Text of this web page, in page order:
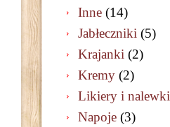
Inne (14)
Jabłeczniki (5)
Krajanki (2)
Kremy (2)
Likiery i nalewki
Napoje (3)